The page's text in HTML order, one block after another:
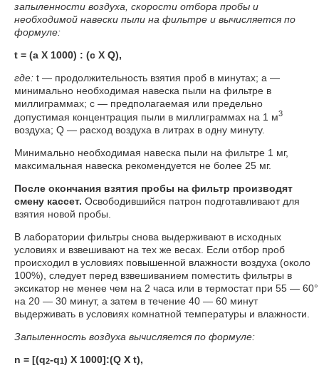
запыленности воздуха, скорости отбора пробы и
необходимой навески пыли на фильтре и вычисляется по
формуле:
t = (a Х 1000) : (c Х Q),
где: t — продолжительность взятия проб в минутах; а —
минимально необходимая навеска пыли на фильтре в
миллиграммах; с — предполагаемая или предельно
допустимая концентрация пыли в миллиграммах на 1 м3
воздуха; Q — расход воздуха в литрах в одну минуту.
Минимально необходимая навеска пыли на фильтре 1 мг,
максимальная навеска рекомендуется не более 25 мг.
После окончания взятия пробы на фильтр производят
смену кассет. Освободившийся патрон подготавливают для
взятия новой пробы.
В лаборатории фильтры снова выдерживают в исходных
условиях и взвешивают на тех же весах. Если отбор проб
происходил в условиях повышенной влажности воздуха (около
100%), следует перед взвешиванием поместить фильтры в
эксикатор не менее чем на 2 часа или в термостат при 55 — 60°
на 20 — 30 минут, а затем в течение 40 — 60 минут
выдерживать в условиях комнатной температуры и влажности.
Запыленность воздуха вычисляется по формуле:
n = [(q2-q1) Х 1000]:(Q Х t),